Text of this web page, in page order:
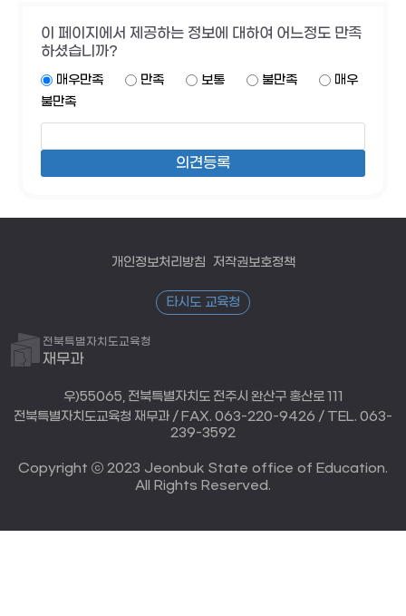
이 페이지에서 제공하는 정보에 대하여 어느정도 만족
하셨습니까?
매우만족 만족 보통 불만족
매우
불만족
개인정보처리방침 저작권보호정책
타시도 교육청
전북특별자치도교육청
재무과
우)55065, 전북특별자치도 전주시 완산구 홍산로 111
전북특별자치도교육청 재무과 / FAX. 063-220-9426 / TEL. 063-
239-3592
Copyright ⓒ 2023 Jeonbuk State office of Education.
All Rights Reserved.